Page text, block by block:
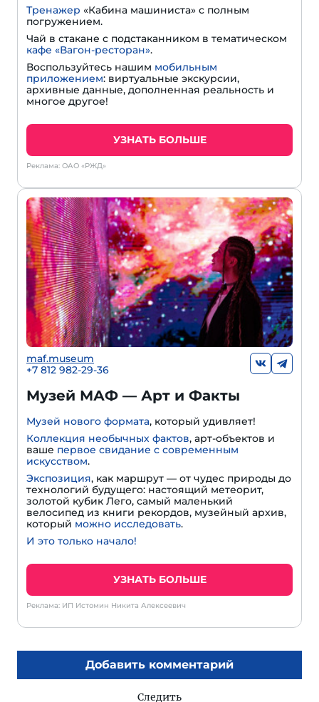
Тренажер «Кабина машиниста» с полным
погружением.
Чай в стакане с подстаканником в тематическом
кафе «Вагон-ресторан».
Воспользуйтесь нашим мобильным
приложением: виртуальные экскурсии,
архивные данные, дополненная реальность и
многое другое!
УЗНАТЬ БОЛЬШЕ
Реклама: ОАО «РЖД»
maf.museum
+7 812 982-29-36
Музей МАФ — Арт и Факты
Музей нового формата, который удивляет!
Коллекция необычных фактов, арт-объектов и
ваше первое свидание с современным
искусством.
Экспозиция, как маршрут — от чудес природы до
технологий будущего: настоящий метеорит,
золотой кубик Лего, самый маленький
велосипед из книги рекордов, музейный архив,
который можно исследовать.
И это только начало!
УЗНАТЬ БОЛЬШЕ
Реклама: ИП Истомин Никита Алексеевич
Добавить комментарий
Следить